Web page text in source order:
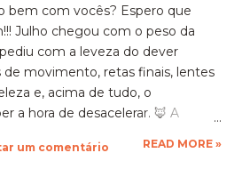
bem com vocês? Espero que
Julho chegou com o peso da
com a leveza do dever
movimento, retas finais, lentes
e, acima de tudo, o
a hora de desacelerar. ​🦊 A
atingiu o seu ponto mais alto.
um comentário READ MORE »